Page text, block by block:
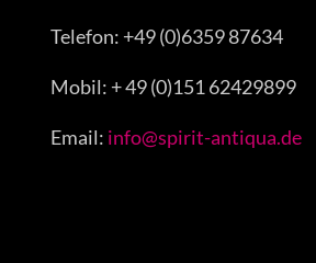
Telefon: +49 (0)6359 87634
Mobil: + 49 (0)151 62429899
Email: info@spirit-antiqua.de